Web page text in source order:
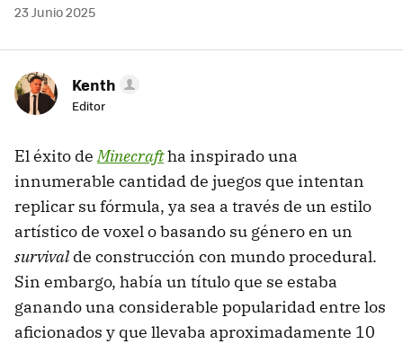
23 Junio 2025
Kenth
Editor
El éxito deMinecraftha inspirado una
innumerable cantidad de juegos que intentan
replicar su fórmula, ya sea a través de un estilo
artístico de voxel o basando su género en un
survivalde construcción con mundo procedural.
Sin embargo, había un título que se estaba
ganando una considerable popularidad entre los
aficionados y que llevaba aproximadamente 10